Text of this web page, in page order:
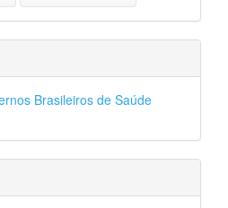
Brasileiros de Saúde